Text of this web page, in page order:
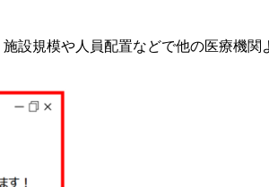
設規模や人員配置などで他の医療機関